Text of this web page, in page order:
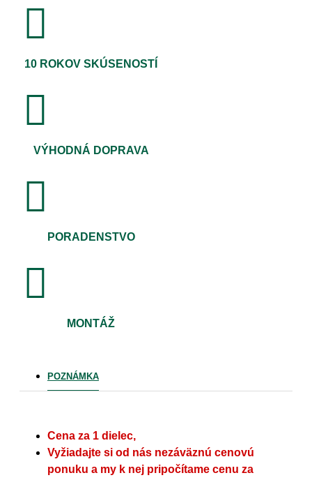
10 ROKOV SKÚSENOSTÍ
VÝHODNÁ DOPRAVA
PORADENSTVO
MONTÁŽ
POZNÁMKA
Cena za 1 dielec,
Vyžiadajte si od nás nezáväznú cenovú
ponuku a my k nej pripočítame cenu za